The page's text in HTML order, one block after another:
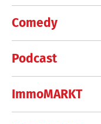
Comedy
Podcast
ImmoMARKT